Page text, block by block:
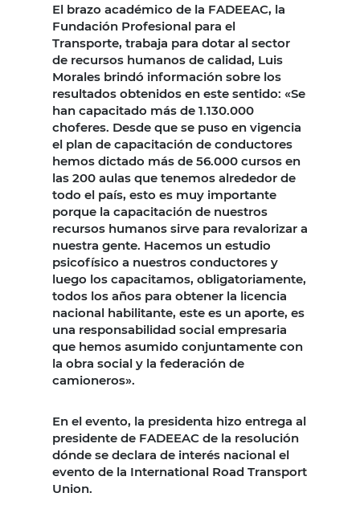
El brazo académico de la FADEEAC, la
Fundación Profesional para el
Transporte, trabaja para dotar al sector
de recursos humanos de calidad, Luis
Morales brindó información sobre los
resultados obtenidos en este sentido: «Se
han capacitado más de 1.130.000
choferes. Desde que se puso en vigencia
el plan de capacitación de conductores
hemos dictado más de 56.000 cursos en
las 200 aulas que tenemos alrededor de
todo el país, esto es muy importante
porque la capacitación de nuestros
recursos humanos sirve para revalorizar a
nuestra gente. Hacemos un estudio
psicofísico a nuestros conductores y
luego los capacitamos, obligatoriamente,
todos los años para obtener la licencia
nacional habilitante, este es un aporte, es
una responsabilidad social empresaria
que hemos asumido conjuntamente con
la obra social y la federación de
camioneros».
En el evento, la presidenta hizo entrega al
presidente de FADEEAC de la resolución
dónde se declara de interés nacional el
evento de la International Road Transport
Union.